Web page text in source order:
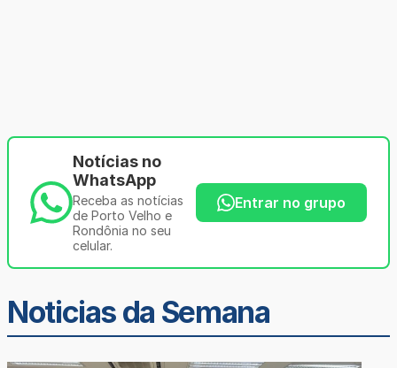
Notícias no
WhatsApp
Receba as notícias
de Porto Velho e
Rondônia no seu
celular.
Entrar no grupo
Noticias da Semana